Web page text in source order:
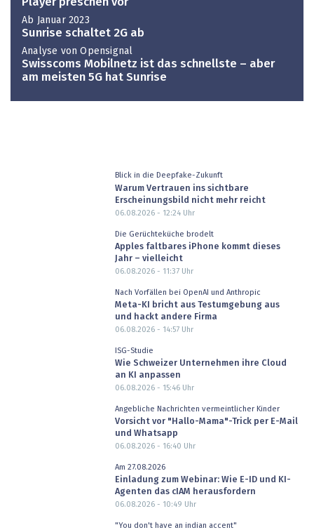
Ab Januar 2023
Sunrise schaltet 2G ab
Analyse von Opensignal
Swisscoms Mobilnetz ist das schnellste – aber
am meisten 5G hat Sunrise
Blick in die Deepfake-Zukunft
Warum Vertrauen ins sichtbare
Erscheinungsbild nicht mehr reicht
06.08.2026 - 12:24Uhr
Die Gerüchteküche brodelt
Apples faltbares iPhone kommt dieses
Jahr – vielleicht
06.08.2026 - 11:37Uhr
Nach Vorfällen bei OpenAI und Anthropic
Meta-KI bricht aus Testumgebung aus
und hackt andere Firma
06.08.2026 - 14:57Uhr
ISG-Studie
Wie Schweizer Unternehmen ihre Cloud
an KI anpassen
06.08.2026 - 15:46Uhr
Angebliche Nachrichten vermeintlicher Kinder
Vorsicht vor "Hallo-Mama"-Trick per E-Mail
und Whatsapp
06.08.2026 - 16:40 Uhr
Am 27.08.2026
Einladung zum Webinar: Wie E-ID und KI-
Agenten das cIAM herausfordern
06.08.2026 - 10:49 Uhr
"You don't have an indian accent"